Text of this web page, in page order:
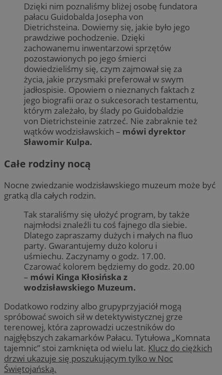
Dzięki nim poznaliśmy bliżej osobę fundatora
pałacu Guidobalda Josepha von
Dietrichsteina. Dowiemy się, jakie było jego
prawdziwe pochodzenie. Dzięki
zachowanemu inwentarzowi sprzętów
pozostawionych po jego śmierci
dowiedzieliśmy się, czym zajmował się za
życia, jakie przysmaki preferował w swym
jadłospisie. Opowiem o nieznanych faktach z
jego biografii oraz o sukcesorach testamentu,
którym zależało, by ślady po Guidobaldzie
von Dietrichsteinie zatrzeć. Nie zabraknie też
wątków wodzisławskich – mówi dyrektor
Sławomir Kulpa.
Całe rodziny nocą
Nocne zwiedzanie wodzisławskiego muzeum może być
gratką dla całych rodzin.
Tak staraliśmy się ułożyć program, by także
najmłodsi znaleźli tu coś fajnego dla siebie.
Dlatego zapraszamy dużych i małych na fluo
party. Gwarantujemy dużo koloru i
uśmiechu. Zaczynamy o godz. 17.00.
Czarować kolorem będziemy do godz. 20.00
– mówi Kinga Kłosińska z
wodzisławskiego Muzeum.
Dodatkowo rodziny albo grupyprzyjaciół mogą
spróbować swoich sił w detektywistycznej grze
terenowej, która zaprowadzi uczestników do
najgłębszych zakamarków Pałacu. Tytułowa „Komnata
tajemnic” stoi zamknięta od wielu lat. Klucz do ciężkich
drzwi ukazuje się poszukującym tylko w Noc
Świętojańską.